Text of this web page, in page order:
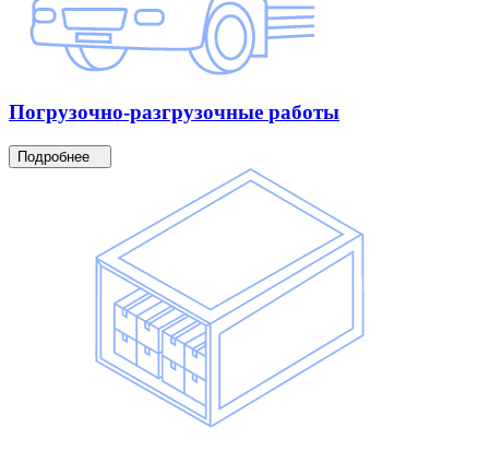
Погрузочно-разгрузочные работы
Подробнее